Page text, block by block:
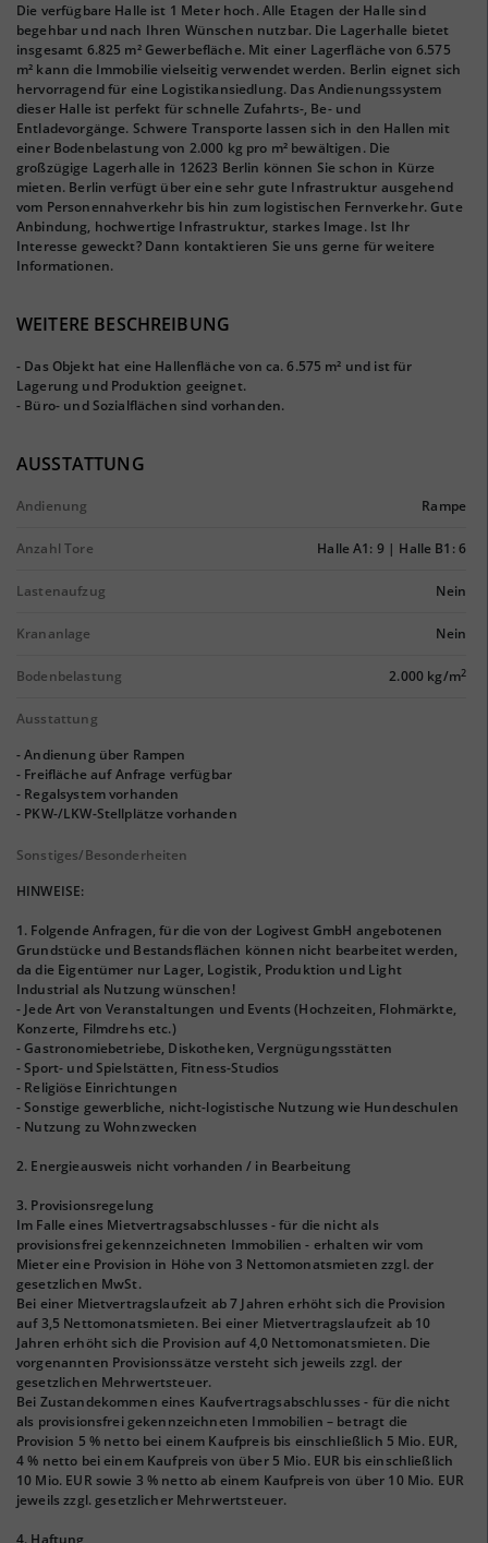
Die verfügbare Halle ist 1 Meter hoch. Alle Etagen der Halle sind
begehbar und nach Ihren Wünschen nutzbar. Die Lagerhalle bietet
insgesamt 6.825 m² Gewerbefläche. Mit einer Lagerfläche von 6.575
m² kann die Immobilie vielseitig verwendet werden. Berlin eignet sich
hervorragend für eine Logistikansiedlung. Das Andienungssystem
dieser Halle ist perfekt für schnelle Zufahrts-, Be- und
Entladevorgänge. Schwere Transporte lassen sich in den Hallen mit
einer Bodenbelastung von 2.000 kg pro m² bewältigen. Die
großzügige Lagerhalle in 12623 Berlin können Sie schon in Kürze
mieten. Berlin verfügt über eine sehr gute Infrastruktur ausgehend
vom Personennahverkehr bis hin zum logistischen Fernverkehr. Gute
Anbindung, hochwertige Infrastruktur, starkes Image. Ist Ihr
Interesse geweckt? Dann kontaktieren Sie uns gerne für weitere
Informationen.
WEITERE BESCHREIBUNG
- Das Objekt hat eine Hallenfläche von ca. 6.575 m² und ist für
Lagerung und Produktion geeignet.
- Büro- und Sozialflächen sind vorhanden.
AUSSTATTUNG
Andienung Rampe
Anzahl Tore Halle A1: 9 | Halle B1: 6
Lastenaufzug Nein
Krananlage Nein
Bodenbelastung 2.000 kg/m2
Ausstattung
- Andienung über Rampen
- Freifläche auf Anfrage verfügbar
- Regalsystem vorhanden
- PKW-/LKW-Stellplätze vorhanden
Sonstiges/Besonderheiten
HINWEISE:
1. Folgende Anfragen, für die von der Logivest GmbH angebotenen
Grundstücke und Bestandsflächen können nicht bearbeitet werden,
da die Eigentümer nur Lager, Logistik, Produktion und Light
Industrial als Nutzung wünschen!
- Jede Art von Veranstaltungen und Events (Hochzeiten, Flohmärkte,
Konzerte, Filmdrehs etc.)
- Gastronomiebetriebe, Diskotheken, Vergnügungsstätten
- Sport- und Spielstätten, Fitness-Studios
- Religiöse Einrichtungen
- Sonstige gewerbliche, nicht-logistische Nutzung wie Hundeschulen
- Nutzung zu Wohnzwecken
2. Energieausweis nicht vorhanden / in Bearbeitung
3. Provisionsregelung
Im Falle eines Mietvertragsabschlusses - für die nicht als
provisionsfrei gekennzeichneten Immobilien - erhalten wir vom
Mieter eine Provision in Höhe von 3 Nettomonatsmieten zzgl. der
gesetzlichen MwSt.
Bei einer Mietvertragslaufzeit ab 7 Jahren erhöht sich die Provision
auf 3,5 Nettomonatsmieten. Bei einer Mietvertragslaufzeit ab 10
Jahren erhöht sich die Provision auf 4,0 Nettomonatsmieten. Die
vorgenannten Provisionssätze versteht sich jeweils zzgl. der
gesetzlichen Mehrwertsteuer.
Bei Zustandekommen eines Kaufvertragsabschlusses - für die nicht
als provisionsfrei gekennzeichneten Immobilien – betragt die
Provision 5 % netto bei einem Kaufpreis bis einschließlich 5 Mio. EUR,
4 % netto bei einem Kaufpreis von über 5 Mio. EUR bis einschließlich
10 Mio. EUR sowie 3 % netto ab einem Kaufpreis von über 10 Mio. EUR
jeweils zzgl. gesetzlicher Mehrwertsteuer.
4. Haftung